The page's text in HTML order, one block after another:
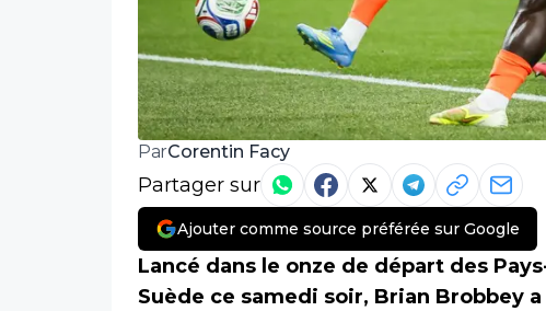
ParCorentin Facy
Partager sur
Ajouter comme source préférée sur Google
Lancé dans le onze de départ des
Suède ce samedi soir, Brian Brobbey